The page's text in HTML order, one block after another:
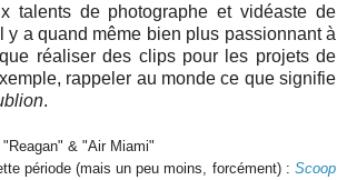
talents de photographe et vidéaste de
y a quand même bien plus passionnant à
réaliser des clips pour les projets de
rappeler au monde ce que signifie
.
& "Air Miami"
période (mais un peu moins, forcément) : Scoop